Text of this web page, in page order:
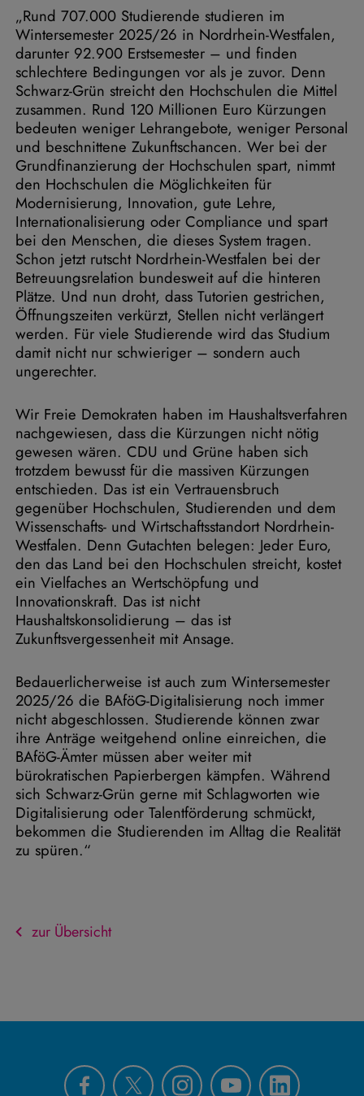
„Rund 707.000 Studierende studieren im
Wintersemester 2025/26 in Nordrhein-Westfalen,
darunter 92.900 Erstsemester – und finden
schlechtere Bedingungen vor als je zuvor. Denn
Schwarz-Grün streicht den Hochschulen die Mittel
zusammen. Rund 120 Millionen Euro Kürzungen
bedeuten weniger Lehrangebote, weniger Personal
und beschnittene Zukunftschancen. Wer bei der
Grundfinanzierung der Hochschulen spart, nimmt
den Hochschulen die Möglichkeiten für
Modernisierung, Innovation, gute Lehre,
Internationalisierung oder Compliance und spart
bei den Menschen, die dieses System tragen.
Schon jetzt rutscht Nordrhein-Westfalen bei der
Betreuungsrelation bundesweit auf die hinteren
Plätze. Und nun droht, dass Tutorien gestrichen,
Öffnungszeiten verkürzt, Stellen nicht verlängert
werden. Für viele Studierende wird das Studium
damit nicht nur schwieriger – sondern auch
ungerechter.
Wir Freie Demokraten haben im Haushaltsverfahren
nachgewiesen, dass die Kürzungen nicht nötig
gewesen wären. CDU und Grüne haben sich
trotzdem bewusst für die massiven Kürzungen
entschieden. Das ist ein Vertrauensbruch
gegenüber Hochschulen, Studierenden und dem
Wissenschafts- und Wirtschaftsstandort Nordrhein-
Westfalen. Denn Gutachten belegen: Jeder Euro,
den das Land bei den Hochschulen streicht, kostet
ein Vielfaches an Wertschöpfung und
Innovationskraft. Das ist nicht
Haushaltskonsolidierung – das ist
Zukunftsvergessenheit mit Ansage.
Bedauerlicherweise ist auch zum Wintersemester
2025/26 die BAföG-Digitalisierung noch immer
nicht abgeschlossen. Studierende können zwar
ihre Anträge weitgehend online einreichen, die
BAföG-Ämter müssen aber weiter mit
bürokratischen Papierbergen kämpfen. Während
sich Schwarz-Grün gerne mit Schlagworten wie
Digitalisierung oder Talentförderung schmückt,
bekommen die Studierenden im Alltag die Realität
zu spüren.“
zur Übersicht